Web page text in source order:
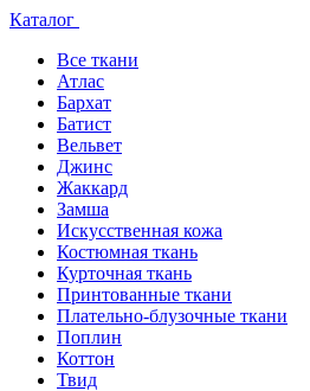
Каталог
Все ткани
Атлас
Бархат
Батист
Вельвет
Джинс
Жаккард
Замша
Искусственная кожа
Костюмная ткань
Курточная ткань
Принтованные ткани
Плательно-блузочные ткани
Поплин
Коттон
Твид